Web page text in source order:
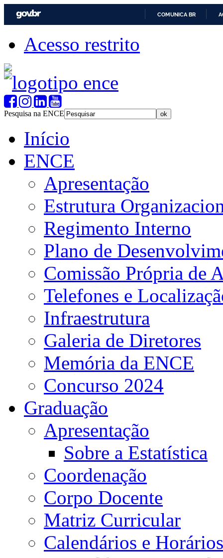
COMUNICA BR
Acesso restrito
Pesquisa na ENCE
Início
ENCE
Apresentação
Estrutura
Regimento Interno
Plano de
Comissão Própria de
Telefones e
Infraestrutura
Galeria de Diretores
Memória da ENCE
Concurso 2024
Graduação
Apresentação
Sobre a Estatística
Coordenação
Corpo Docente
Matriz Curricular
Calendários e Horários